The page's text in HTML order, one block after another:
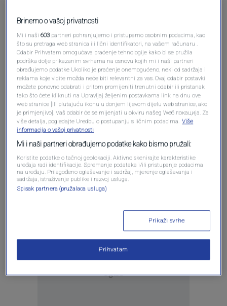
Pošalji komentar
Oglas
Oglas
Brinemo o vašoj privatnosti
Mi i naši603 partneri pohranjujemo i pristupamo osobnim podacima, kao
što su pretraga web stranica ili lični identifikatori, na vašem računaru .
Odabir Prihvatam omogućava praćenje tehnologije kako bi se pružila
podrška dolje prikazanim svrhama na osnovu kojih mi i naši partneri
obrađujemo podatke Ukoliko je praćenje onemogućeno, neki od sadržaja i
reklama koje vidite možda neće biti relevantni za vas. Ovaj odabir postavki
možete ponovno odabrati i pritom promijeniti trenutni odabir ili pristanak
tako što ćete kliknuti na Upravljaj željenim postavkama link na dnu ove
web stranice [ili plutajuću ikonu u donjem lijevom dijelu web stranice, ako
je primjenjivo]. Vaš odabir će se mijenjati u okviru našeg Wеб локација. Za
više detalja, pogledajte Uredbu o postupanju s ličnim podacima. Više
informacija o vašoj privatnosti
Mi i naši partneri obrađujemo podatke kako bismo pružali:
Koristite podatke o tačnoj geolokaciji. Aktivno skenirajte karakteristike
uređaja radi identifikacije. Spremanje podataka i/ili pristupanje podacima
na uređaju. Prilagođeno oglašavanje i sadržaj, mjerenje oglašavanja i
sadržaja, istraživanje publike i razvoj usluga.
Spisak partnera (pružalaca usluga)
Prikaži svrhe
Prihvatam